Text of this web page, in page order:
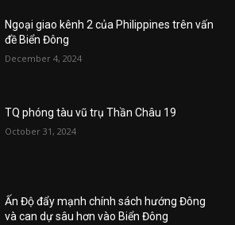
Ngoại giao kênh 2 của Philippines trên vấn
đề Biển Đông
December 4, 2024
TQ phóng tàu vũ trụ Thần Châu 19
October 31, 2024
Ấn Độ đẩy mạnh chính sách hướng Đông
và can dự sâu hơn vào Biển Đông